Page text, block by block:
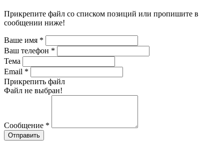
Прикрепите файл со списком позиций или пропишите в
сообщении ниже!
Ваше имя *
Ваш телефон *
Тема
Email *
Прикрепить файл
Файл не выбран!
Сообщение *
Отправить